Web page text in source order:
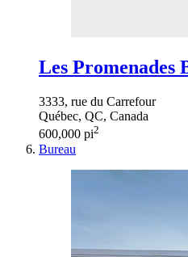
Les Promenades
3333, rue du Carrefour
Québec, QC, Canada
600,000 pi2
Bureau